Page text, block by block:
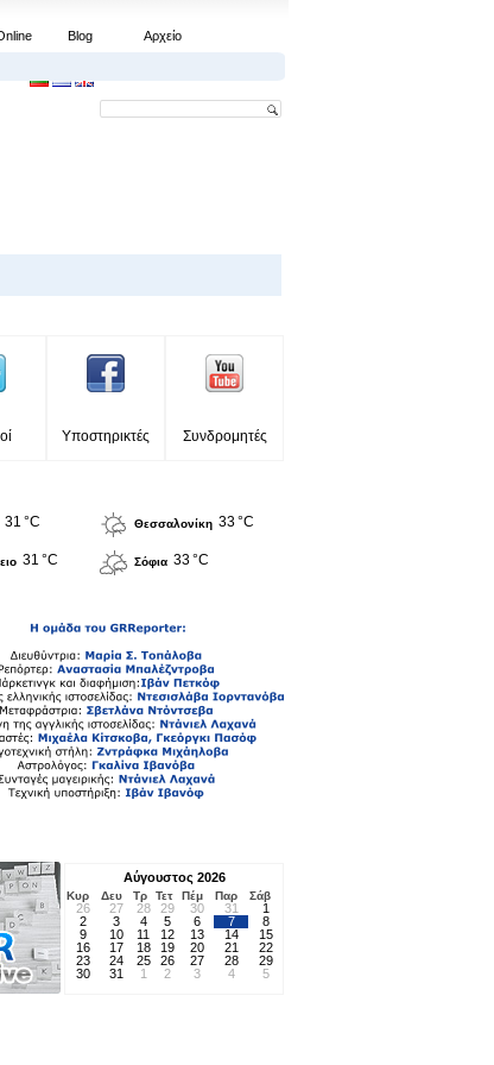
Blog Αρχείο
Υποστηρικτές Συνδρομητές
31 °C Θεσσαλονίκη 33 °C
31 °C Σόφια 33 °C
Αύγουστος 2026
Κυρ Δευ Τρ Τετ Πέμ Παρ Σάβ
26 27 28 29 30 31
1
2
3 4 5 6 7
8
9
10 11 12 13 14
15
16
17 18 19 20 21
22
23
24 25 26 27 28
29
30
31 1 2 3 4 5